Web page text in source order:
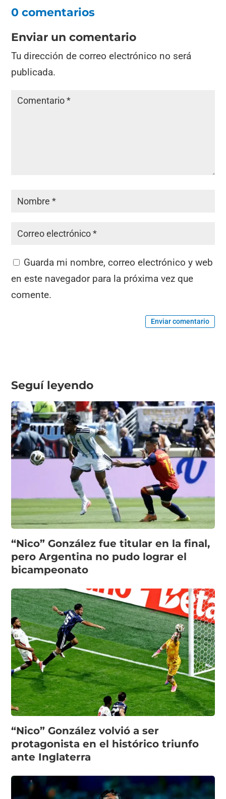
0 comentarios
Enviar un comentario
Tu dirección de correo electrónico no será
publicada.
Guarda mi nombre, correo electrónico y web
en este navegador para la próxima vez que
comente.
Enviar comentario
Seguí leyendo
“Nico” González fue titular en la final,
pero Argentina no pudo lograr el
bicampeonato
“Nico” González volvió a ser
protagonista en el histórico triunfo
ante Inglaterra